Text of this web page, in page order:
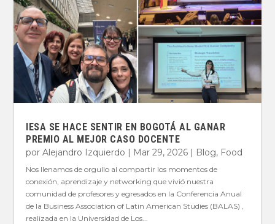
IESA SE HACE SENTIR EN BOGOTÁ AL GANAR
PREMIO AL MEJOR CASO DOCENTE
porAlejandro Izquierdo Mar 29, 2026 Blog, Food
Nos llenamos de orgullo al compartir los momentos de
conexión, aprendizaje y networking que vivió nuestra
comunidad de profesores y egresados en la Conferencia Anual
de la Business Association of Latin American Studies (BALAS) ,
realizada en la Universidad de Los...